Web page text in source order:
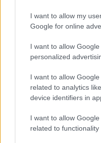
I want to allow my
Google for online
I want to allow
personalized
I want to allow
related to analytics
device identifiers in
I want to allow
related to